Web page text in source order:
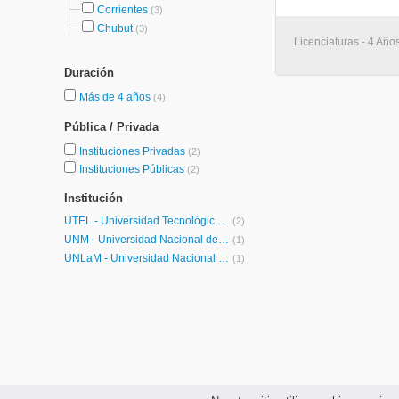
Corrientes (3)
Chubut(3)
Duración
Más de 4 años (4)
Pública / Privada
Instituciones Privadas (2)
Instituciones Públicas (2)
Institución
UTEL - Universidad Tecnológica Latinoamericana en Línea Argentina (2)
UNM - Universidad Nacional de Moreno (1)
UNLaM - Universidad Nacional de La Matanza (1)
Licenciaturas - 4